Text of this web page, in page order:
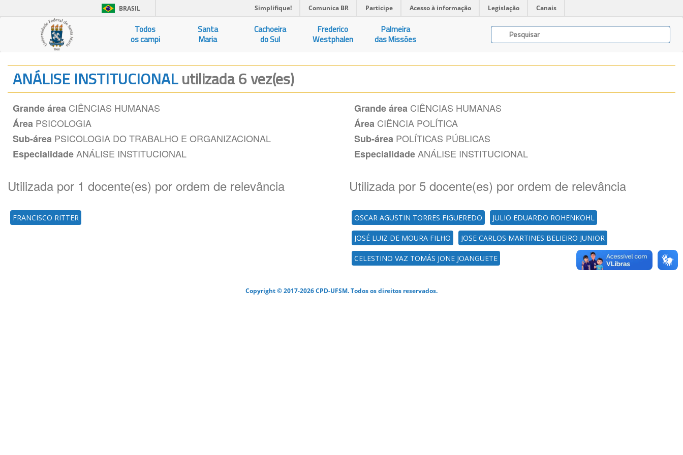
BRASIL Simplifique! Comunica BR Participe Acesso à informação Legislação Canais
Todos
os campi
Santa
Maria
Cachoeira
do Sul
Frederico
Westphalen
Palmeira
das Missões
ANÁLISE INSTITUCIONALutilizada 6 vez(es)
Grande área CIÊNCIAS HUMANAS
Área PSICOLOGIA
Sub-área PSICOLOGIA DO TRABALHO E ORGANIZACIONAL
Especialidade ANÁLISE INSTITUCIONAL
Utilizada por 1 docente(es) por ordem de relevância
FRANCISCO RITTER
Grande área CIÊNCIAS HUMANAS
Área CIÊNCIA POLÍTICA
Sub-área POLÍTICAS PÚBLICAS
Especialidade ANÁLISE INSTITUCIONAL
Utilizada por 5 docente(es) por ordem de relevância
OSCAR AGUSTIN TORRES FIGUEREDO JULIO EDUARDO ROHENKOHL
JOSÉ LUIZ DE MOURA FILHO JOSE CARLOS MARTINES BELIEIRO JUNIOR
CELESTINO VAZ TOMÁS JONE JOANGUETE
Copyright © 2017-2026 CPD-UFSM. Todos os direitos reservados.